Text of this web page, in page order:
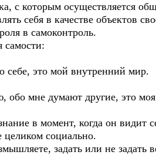
с которым осуществляется
себя в качестве объектов
в самоконтроль.
самости:
это мой внутренний мир.
мне думают другие, это моя
в момент, когда он видит
целиком социально.
задать или не